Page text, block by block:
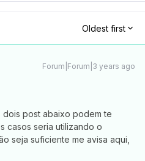
Oldest first
Forum|Forum|3 years ago
post abaixo podem te
casos seria utilizando o
seja suficiente me avisa aqui,